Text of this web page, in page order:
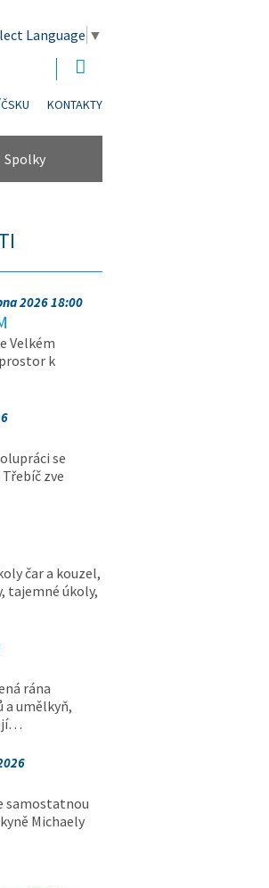
Language ▼
KONTAKTY
Spolky
2026 18:00
Velkém
k
se
zve
čar a kouzel,
tajemné úkoly,
rána
a umělkyň,
samostatnou
Michaely